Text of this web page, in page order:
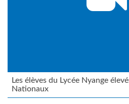
Les élèves du Lycée Nyange
Nationaux